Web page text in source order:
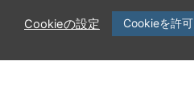
Cookieの設定 Cookieを許可